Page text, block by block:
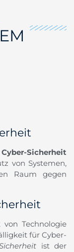
Cyber-Sicherheit
von Systemen,
Raum gegen
Technologie
für Cyber-
ist der